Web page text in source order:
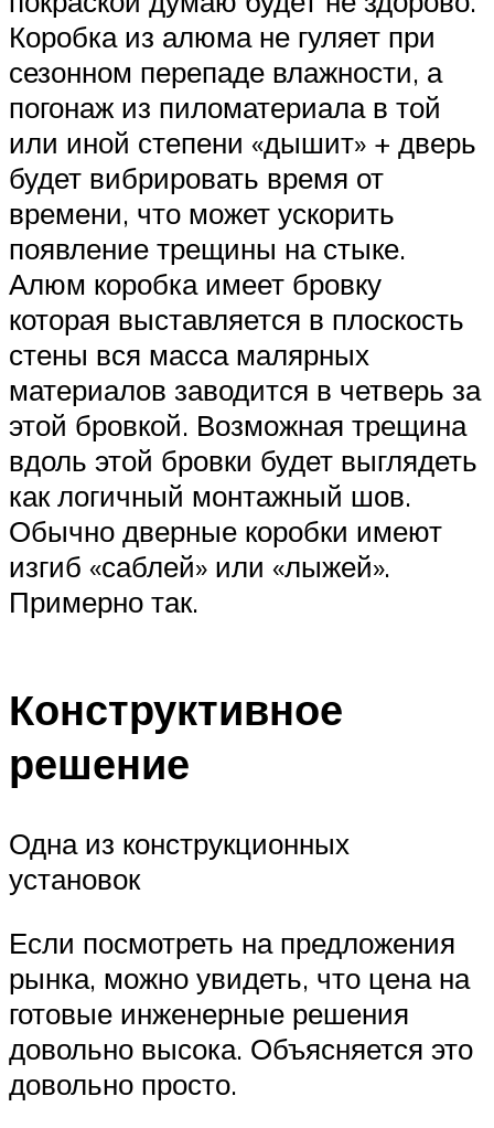
Коробка из алюма не гуляет при
сезонном перепаде влажности, а
погонаж из пиломатериала в той
или иной степени «дышит» + дверь
будет вибрировать время от
времени, что может ускорить
появление трещины на стыке.
Алюм коробка имеет бровку
которая выставляется в плоскость
стены вся масса малярных
материалов заводится в четверь за
этой бровкой. Возможная трещина
вдоль этой бровки будет выглядеть
как логичный монтажный шов.
Обычно дверные коробки имеют
изгиб «саблей» или «лыжей».
Примерно так.
Конструктивное
решение
Одна из конструкционных
установок
Если посмотреть на предложения
рынка, можно увидеть, что цена на
готовые инженерные решения
довольно высока. Объясняется это
довольно просто.